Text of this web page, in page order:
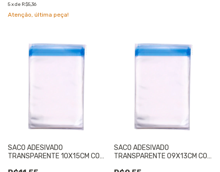
5xde R$5,36
Atenção, última peça!
SACO ADESIVADO
TRANSPARENTE 10X15CM COM
SACO ADESIVADO
TRANSPARENTE 09X13CM COM